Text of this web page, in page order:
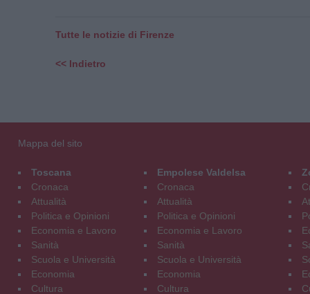
Tutte le notizie di Firenze
<< Indietro
Mappa del sito
Toscana
Cronaca
Attualità
Politica e Opinioni
Economia e Lavoro
Sanità
Scuola e Università
Economia
Cultura
Empolese Valdelsa
Cronaca
Attualità
Politica e Opinioni
Economia e Lavoro
Sanità
Scuola e Università
Economia
Cultura